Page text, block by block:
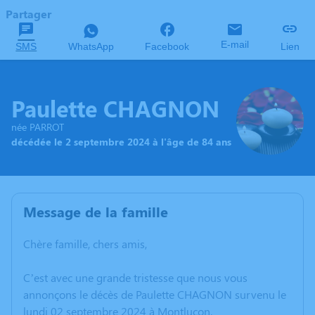
Partager
SMS WhatsApp Facebook E-mail Lien
Paulette CHAGNON
née PARROT
décédée le 2 septembre 2024 à l'âge de 84 ans
Message de la famille
Chère famille, chers amis,
C’est avec une grande tristesse que nous vous
annonçons le décès de Paulette CHAGNON survenu le
lundi 02 septembre 2024 à Montluçon.